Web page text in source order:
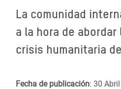
ayuda
a
la
La comunidad
a la hora de
crisis humanitaria
Fecha de publicación: 30